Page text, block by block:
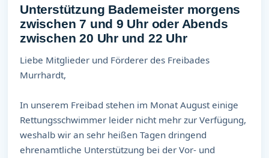
Unterstützung Bademeister morgens
zwischen 7 und 9 Uhr oder Abends
zwischen 20 Uhr und 22 Uhr
Liebe Mitglieder und Förderer des Freibades
Murrhardt,
In unserem Freibad stehen im Monat August einige
Rettungsschwimmer leider nicht mehr zur Verfügung,
weshalb wir an sehr heißen Tagen dringend
ehrenamtliche Unterstützung bei der Vor- und